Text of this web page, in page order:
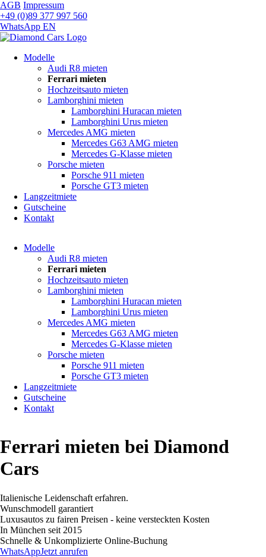
AGB Impressum
+49 (0)89 377 997 560
WhatsApp EN
überspringen
Modelle
Audi R8 mieten
Ferrari mieten
Hochzeitsauto mieten
Lamborghini mieten
Lamborghini Huracan mieten
Lamborghini Urus mieten
Mercedes AMG mieten
Mercedes G63 AMG mieten
Mercedes G-Klasse mieten
Porsche mieten
Porsche 911 mieten
Porsche GT3 mieten
Langzeitmiete
Gutscheine
Kontakt
überspringen
Modelle
Audi R8 mieten
Ferrari mieten
Hochzeitsauto mieten
Lamborghini mieten
Lamborghini Huracan mieten
Lamborghini Urus mieten
Mercedes AMG mieten
Mercedes G63 AMG mieten
Mercedes G-Klasse mieten
Porsche mieten
Porsche 911 mieten
Porsche GT3 mieten
Langzeitmiete
Gutscheine
Kontakt
Ferrari mieten bei Diamond
Cars
Italienische Leidenschaft erfahren.
Wunschmodell garantiert
Luxusautos zu fairen Preisen - keine versteckten Kosten
In München seit 2015
Schnelle & Unkomplizierte Online-Buchung
WhatsAppJetzt anrufen